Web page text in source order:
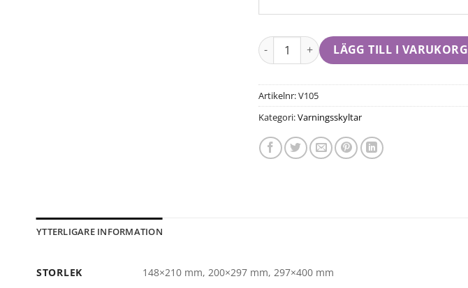
LÄGG TILL I VARUKORG
Artikelnr:V105
Kategori:Varningsskyltar
YTTERLIGARE INFORMATION
STORLEK 148×210 mm, 200×297 mm, 297×400 mm